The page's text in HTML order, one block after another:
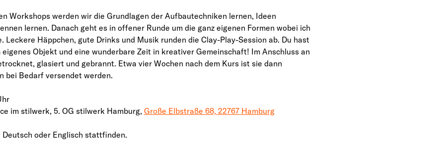
Workshops werden wir die Grundlagen der Aufbautechniken lernen, Ideen
lernen. Danach geht es in offener Runde um die ganz eigenen Formen wobei ich
Leckere Häppchen, gute Drinks und Musik runden die Clay-Play-Session ab. Du hast
Objekt und eine wunderbare Zeit in kreativer Gemeinschaft! Im Anschluss an
glasiert und gebrannt. Etwa vier Wochen nach dem Kurs ist sie dann
bei Bedarf versendet werden.
im stilwerk, 5. OG stilwerk Hamburg, Große Elbstraße 68, 22767 Hamburg
oder Englisch stattfinden.